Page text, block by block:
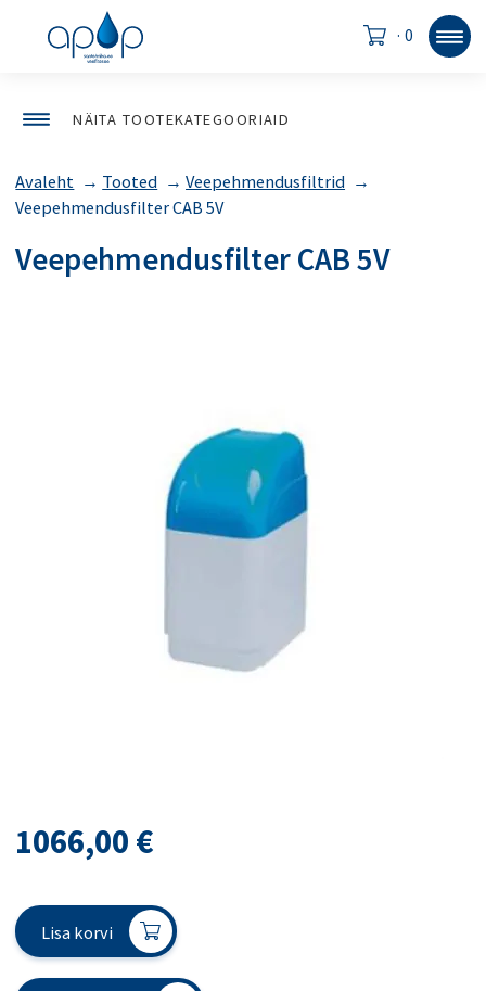
· 0
NÄITA TOOTEKATEGOORIAID
Avaleht → Tooted →Veepehmendusfiltrid →
Veepehmendusfilter CAB 5V
Veepehmendusfilter CAB 5V
1066,00 €
Lisa korvi